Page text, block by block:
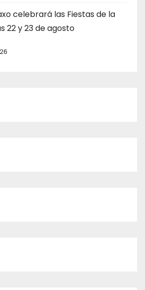
celebrará las Fiestas de la
22 y 23 de agosto